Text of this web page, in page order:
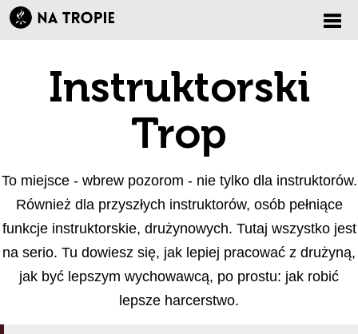
Instruktorski
Trop
To miejsce - wbrew pozorom - nie tylko dla instruktorów.
Również dla przyszłych instruktorów, osób pełniące
funkcje instruktorskie, drużynowych. Tutaj wszystko jest
na serio. Tu dowiesz się, jak lepiej pracować z drużyną,
jak być lepszym wychowawcą, po prostu: jak robić
lepsze harcerstwo.